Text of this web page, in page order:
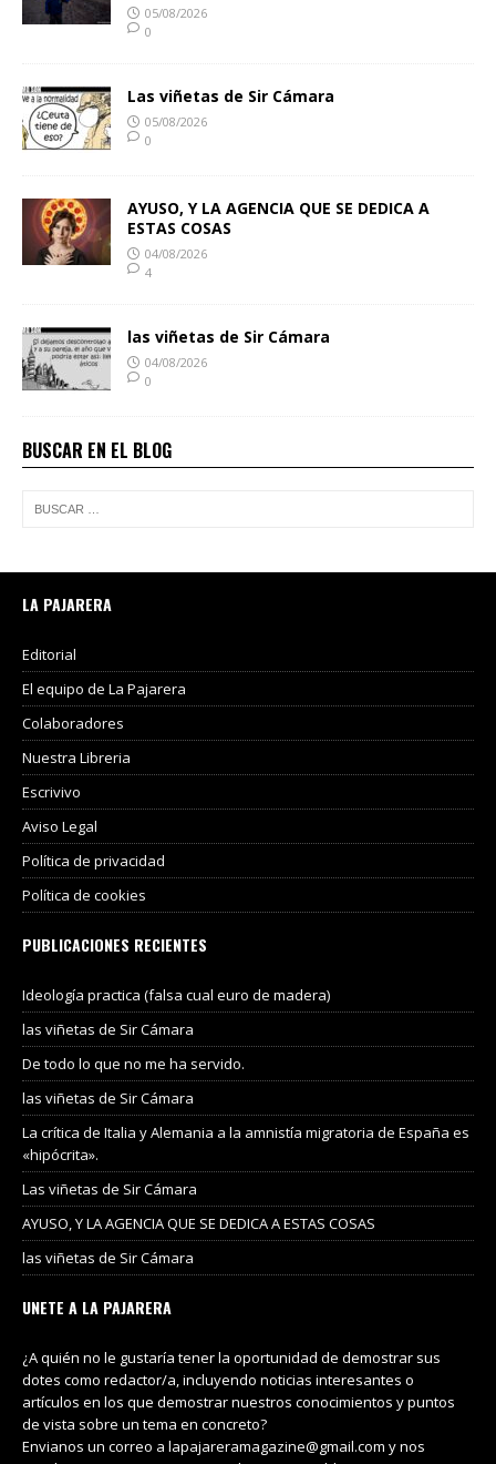
05/08/2026
0
Las viñetas de Sir Cámara
05/08/2026
0
AYUSO, Y LA AGENCIA QUE SE DEDICA A
ESTAS COSAS
04/08/2026
4
las viñetas de Sir Cámara
04/08/2026
0
BUSCAR EN EL BLOG
LA PAJARERA
Editorial
El equipo de La Pajarera
Colaboradores
Nuestra Libreria
Escrivivo
Aviso Legal
Política de privacidad
Política de cookies
PUBLICACIONES RECIENTES
Ideología practica (falsa cual euro de madera)
las viñetas de Sir Cámara
De todo lo que no me ha servido.
las viñetas de Sir Cámara
La crítica de Italia y Alemania a la amnistía migratoria de España es
«hipócrita».
Las viñetas de Sir Cámara
AYUSO, Y LA AGENCIA QUE SE DEDICA A ESTAS COSAS
las viñetas de Sir Cámara
UNETE A LA PAJARERA
¿A quién no le gustaría tener la oportunidad de demostrar sus
dotes como redactor/a, incluyendo noticias interesantes o
artículos en los que demostrar nuestros conocimientos y puntos
de vista sobre un tema en concreto?
Envianos un correo a lapajareramagazine@gmail.com y nos